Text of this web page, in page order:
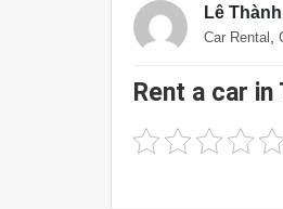
Lê
Car Rental
Rent a car in